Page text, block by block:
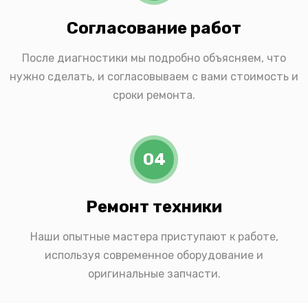
Согласование работ
После диагностики мы подробно объясняем, что
нужно сделать, и согласовываем с вами стоимость и
сроки ремонта.
04
Ремонт техники
Наши опытные мастера приступают к работе,
используя современное оборудование и
оригинальные запчасти.